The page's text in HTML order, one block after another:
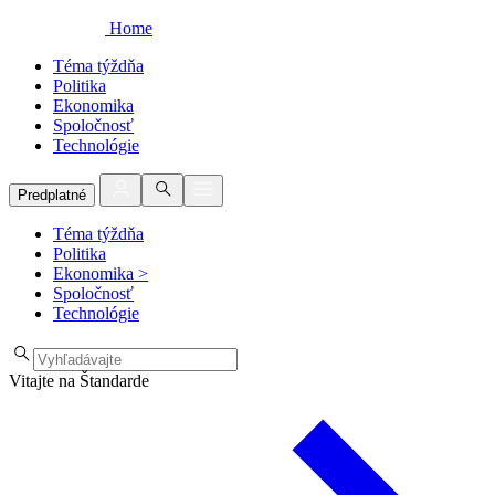
Home
Téma týždňa
Politika
Ekonomika
Spoločnosť
Technológie
Predplatné
Téma týždňa
Politika
Ekonomika >
Spoločnosť
Technológie
Vitajte na Štandarde